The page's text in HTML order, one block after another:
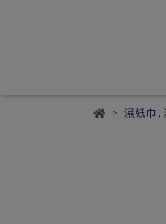
濕紙巾 ,